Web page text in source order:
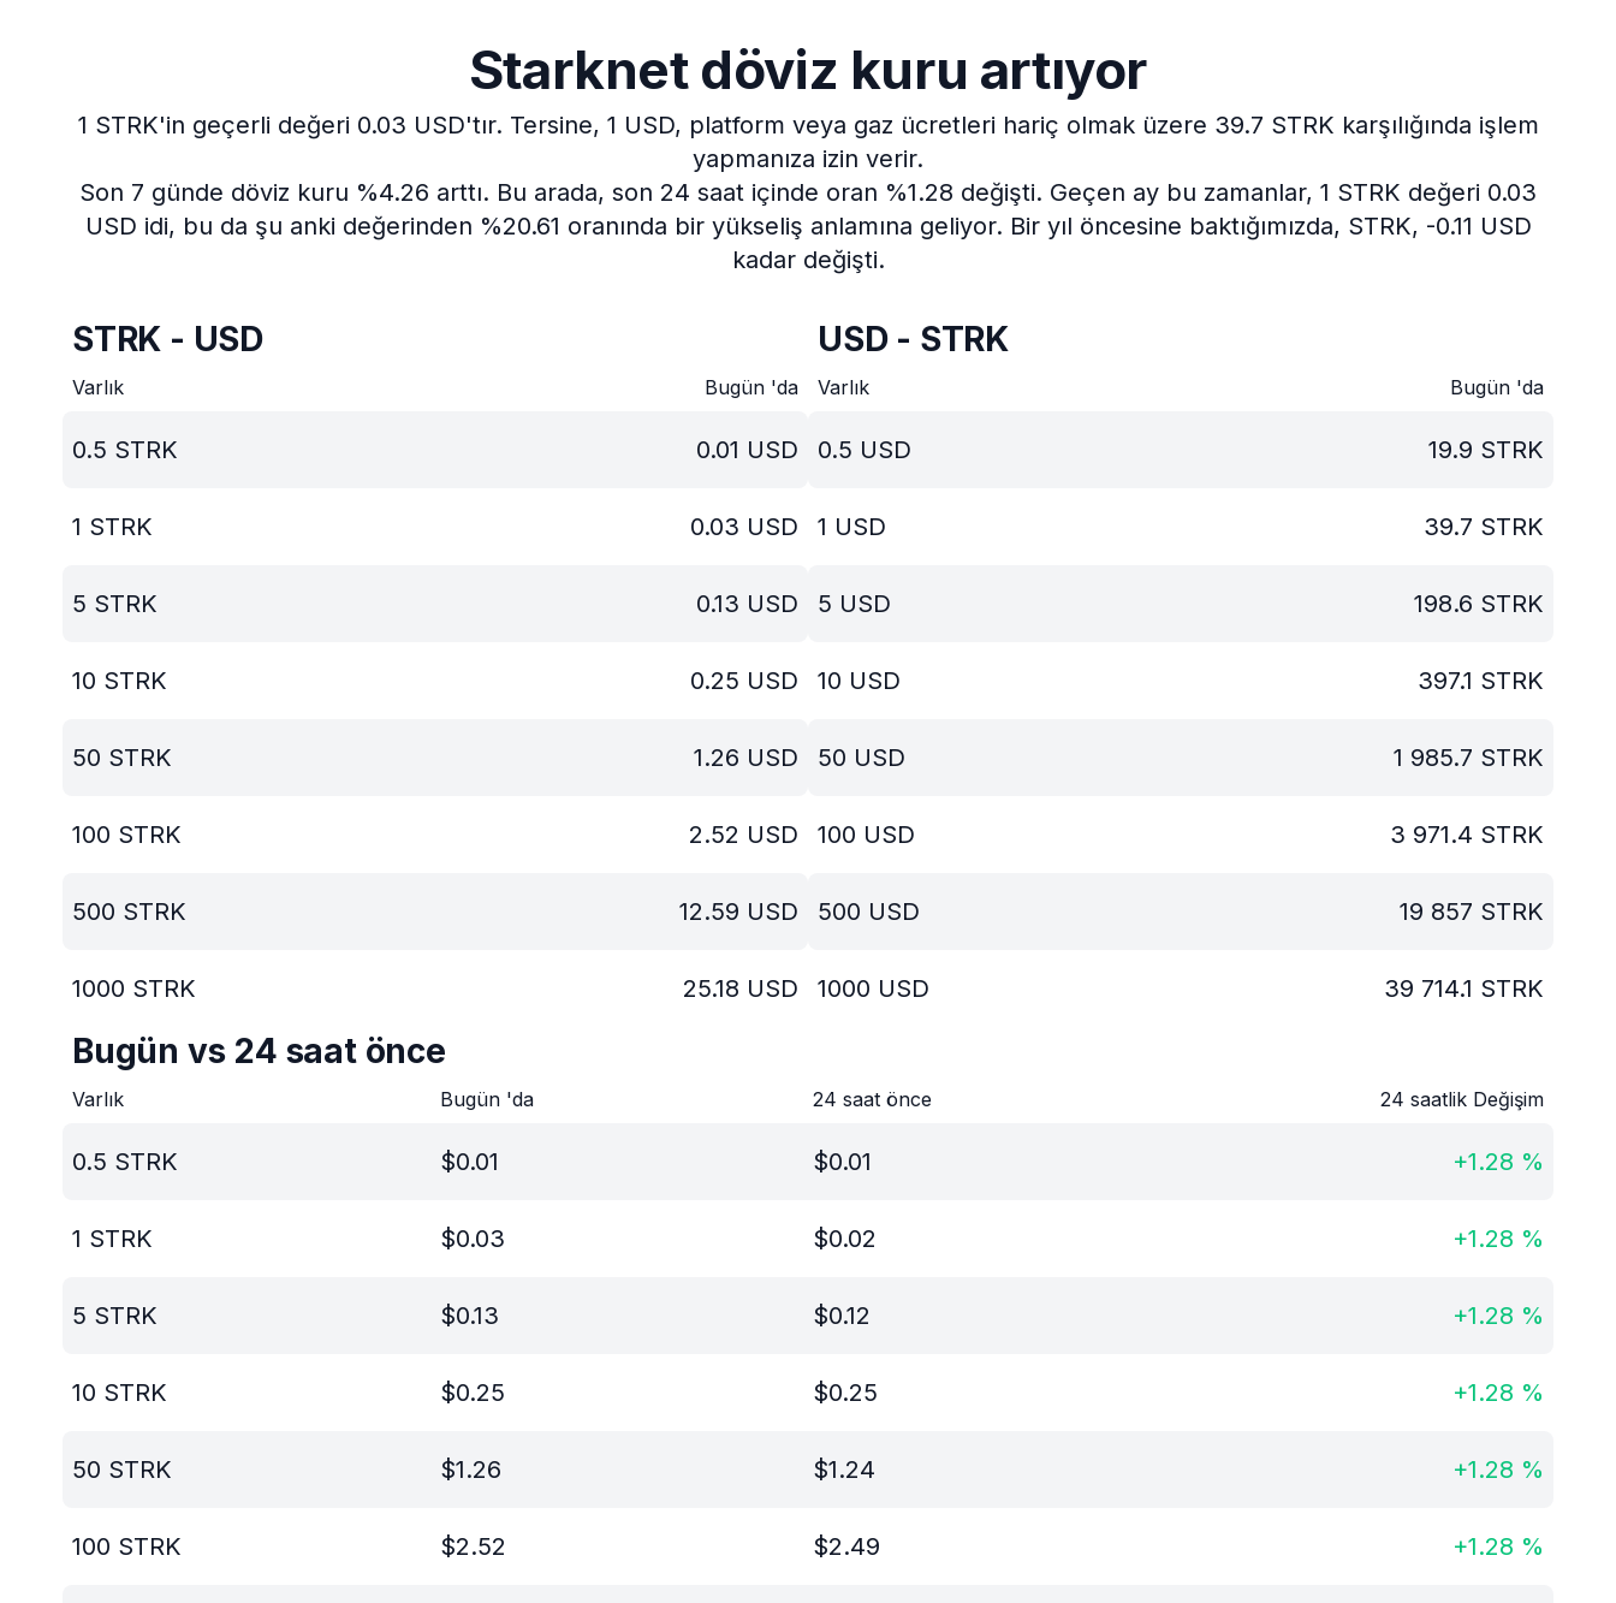
Starknet döviz kuru artıyor
1 STRK'in geçerli değeri 0.03 USD'tır. Tersine, 1 USD, platform veya gaz ücretleri hariç olmak üzere 39.7 STRK karşılığında işlem
yapmanıza izin verir.
Son 7 günde döviz kuru %4.26 arttı. Bu arada, son 24 saat içinde oran %1.28 değişti. Geçen ay bu zamanlar, 1 STRK değeri 0.03
USD idi, bu da şu anki değerinden %20.61 oranında bir yükseliş anlamına geliyor. Bir yıl öncesine baktığımızda, STRK, -0.11 USD
kadar değişti.
STRK - USD
Varlık Bugün 'da
0.5 STRK 0.01 USD
1 STRK 0.03 USD
5 STRK 0.13 USD
10 STRK 0.25 USD
50 STRK 1.26 USD
100 STRK 2.52 USD
500 STRK 12.59 USD
1000 STRK 25.18 USD
USD - STRK
Varlık Bugün 'da
0.5 USD 19.9 STRK
1 USD 39.7 STRK
5 USD 198.6 STRK
10 USD 397.1 STRK
50 USD 1 985.7 STRK
100 USD 3 971.4 STRK
500 USD 19 857 STRK
1000 USD 39 714.1 STRK
Bugün vs 24 saat önce
Varlık Bugün 'da 24 saat önce 24 saatlik Değişim
0.5 STRK $0.01 $0.01 +1.28 %
1 STRK $0.03 $0.02 +1.28 %
5 STRK $0.13 $0.12 +1.28 %
10 STRK $0.25 $0.25 +1.28 %
50 STRK $1.26 $1.24 +1.28 %
100 STRK $2.52 $2.49 +1.28 %